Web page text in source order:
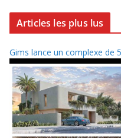
Articles les plus lus
Gims lance un complexe de